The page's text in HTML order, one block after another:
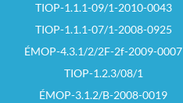
TIOP-1.1.1-09/1-2010-0043
TIOP-1.1.1-07/1-2008-0925
ÉMOP-4.3.1/2/2F-2f-2009-0007
TIOP-1.2.3/08/1
ÉMOP-3.1.2/B-2008-0019